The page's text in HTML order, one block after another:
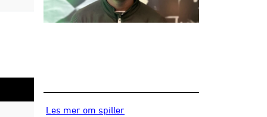
Les mer om spiller